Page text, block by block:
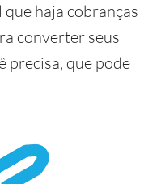
haja cobranças
converter seus
precisa, que pode